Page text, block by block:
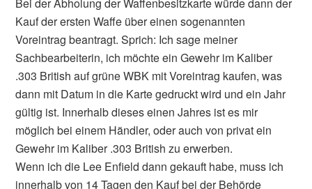
Bei der Abholung der Waffenbesitzkarte würde dann der
Kauf der ersten Waffe über einen sogenannten
Voreintrag beantragt. Sprich: Ich sage meiner
Sachbearbeiterin, ich möchte ein Gewehr im Kaliber
.303 British auf grüne WBK mit Voreintrag kaufen, was
dann mit Datum in die Karte gedruckt wird und ein Jahr
gültig ist. Innerhalb dieses einen Jahres ist es mir
möglich bei einem Händler, oder auch von privat ein
Gewehr im Kaliber .303 British zu erwerben.
Wenn ich die Lee Enfield dann gekauft habe, muss ich
innerhalb von 14 Tagen den Kauf bei der Behörde